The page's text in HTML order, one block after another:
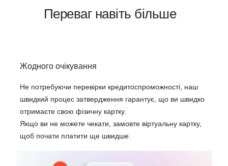
Переваг навіть більше
Жодного очікування
Не потребуючи перевірки кредитоспроможності, наш
швидкий процес затвердження гарантує, що ви швидко
отримаєте свою фізичну картку.
Якщо ви не можете чекати, замовте віртуальну картку,
щоб почати платити ще швидше.